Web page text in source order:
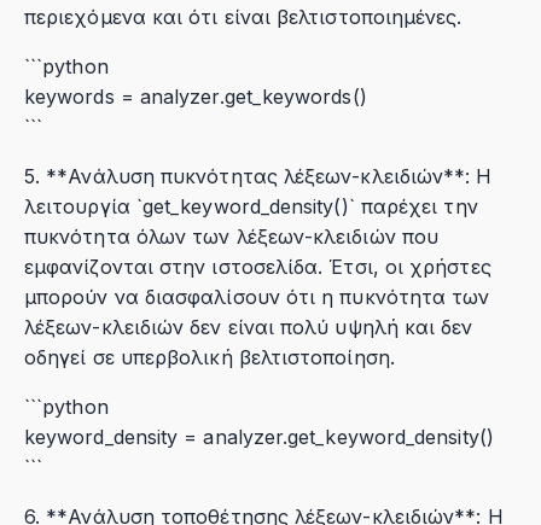
περιεχόμενα και ότι είναι βελτιστοποιημένες.
```python
keywords = analyzer.get_keywords()
```
5. **Ανάλυση πυκνότητας λέξεων-κλειδιών**: Η
λειτουργία `get_keyword_density()` παρέχει την
πυκνότητα όλων των λέξεων-κλειδιών που
εμφανίζονται στην ιστοσελίδα. Έτσι, οι χρήστες
μπορούν να διασφαλίσουν ότι η πυκνότητα των
λέξεων-κλειδιών δεν είναι πολύ υψηλή και δεν
οδηγεί σε υπερβολική βελτιστοποίηση.
```python
keyword_density = analyzer.get_keyword_density()
```
6. **Ανάλυση τοποθέτησης λέξεων-κλειδιών**: Η